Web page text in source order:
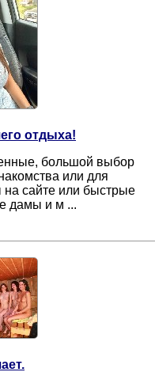
отдыха!
большой выбор
или для
на сайте или быстрые
дамы и м ...